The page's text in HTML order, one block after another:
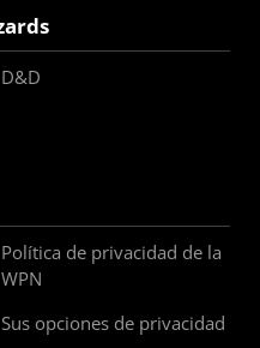
D&D
Política de privacidad de la
WPN
Sus opciones de privacidad